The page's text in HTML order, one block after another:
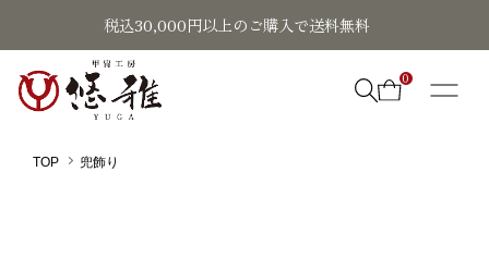
税込30,000円以上のご購入で送料無料
0
TOP 兜飾り